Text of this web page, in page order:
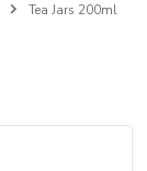
Tea Jars 200ml